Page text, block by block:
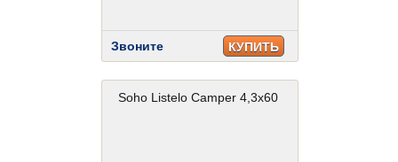
Звоните КУПИТЬ
Soho Listelo Camper 4,3x60